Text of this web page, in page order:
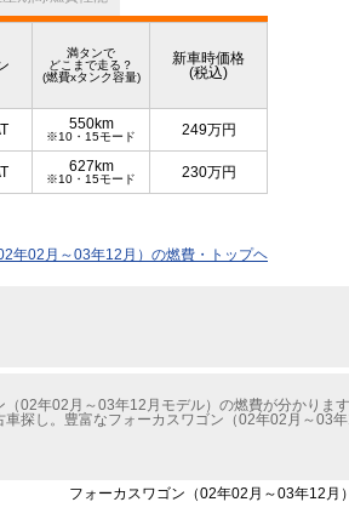
満タンで
どこまで走る？
(燃費xタンク容量)
新車時価格
(税込)
550km
※10・15モード 249万円
627km
※10・15モード 230万円
年02月～03年12月）の燃費・トップヘ
02年02月～03年12月モデル）の燃費が分かります
探し。豊富なフォーカスワゴン（02年02月～03
フォーカスワゴン（02年02月～03年12月